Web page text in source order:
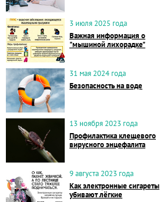
3 июля 2025 года
Важная информация о
"мышиной лихорадке"
31 мая 2024 года
Безопасность на воде
13 ноября 2023 года
Профилактика клещевого
вирусного энцефалита
9 августа 2023 года
Как электронные сигареты
убивают лёгкие